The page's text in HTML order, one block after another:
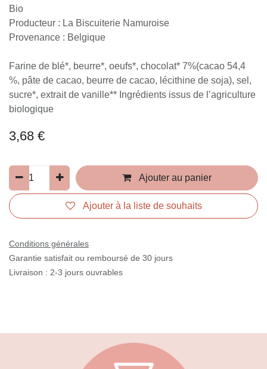
Bio
Producteur : La Biscuiterie Namuroise
Provenance : Belgique
Farine de blé*, beurre*, oeufs*, chocolat* 7%(cacao 54,4
%, pâte de cacao, beurre de cacao, lécithine de soja), sel,
sucre*, extrait de vanille** Ingrédients issus de l’agriculture
biologique
3,68 €
Ajouter au panier
Ajouter à la liste de souhaits
Conditions générales
Garantie satisfait ou remboursé de 30 jours
Livraison : 2-3 jours ouvrables